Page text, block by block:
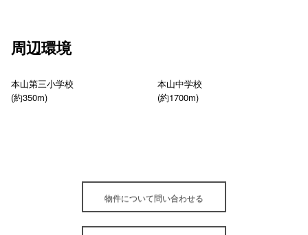
周辺環境
本山第三小学校
(約350m)
本山中学校
(約1700m)
物件について問い合わせる